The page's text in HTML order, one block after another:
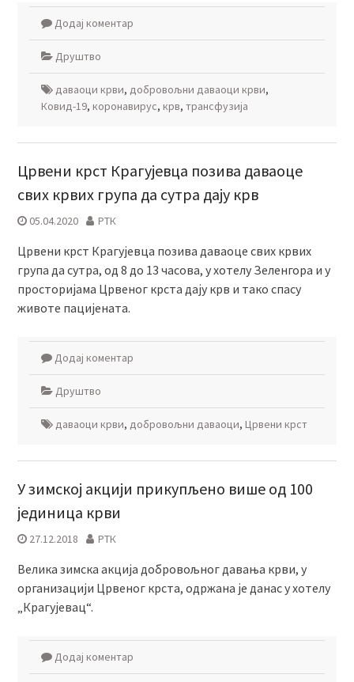
Додај коментар
Друштво
даваоци крви, добровољни даваоци крви,
Ковид-19, коронавирус, крв, трансфузија
Црвени крст Крагујевца позива даваоце
свих крвих група да сутра дају крв
05.04.2020 РТК
Црвени крст Крагујевца позива даваоце свих крвих
група да сутра, од 8 до 13 часова, у хотелу Зеленгора и у
просторијама Црвеног крста дају крв и тако спасу
животе пацијената.
Додај коментар
Друштво
даваоци крви, добровољни даваоци, Црвени крст
У зимској акцији прикупљено више од 100
јединица крви
27.12.2018 РТК
Велика зимска акција добровољног давања крви, у
организацији Црвеног крста, одржана је данас у хотелу
„Крагујевац“.
Додај коментар